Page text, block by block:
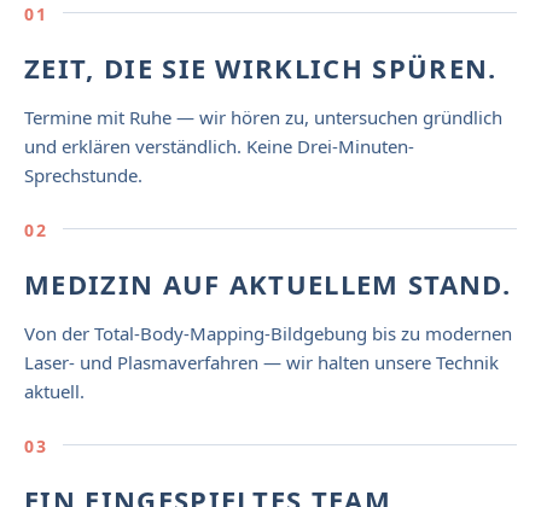
01
ZEIT, DIE SIE WIRKLICH SPÜREN.
Termine mit Ruhe — wir hören zu, untersuchen gründlich
und erklären verständlich. Keine Drei-Minuten-
Sprechstunde.
02
MEDIZIN AUF AKTUELLEM STAND.
Von der Total-Body-Mapping-Bildgebung bis zu modernen
Laser- und Plasmaverfahren — wir halten unsere Technik
aktuell.
03
EIN EINGESPIELTES TEAM.